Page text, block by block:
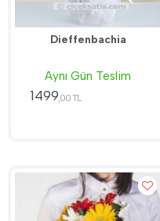
Dieffenbachia
Aynı Gün Teslim
1499,00 TL